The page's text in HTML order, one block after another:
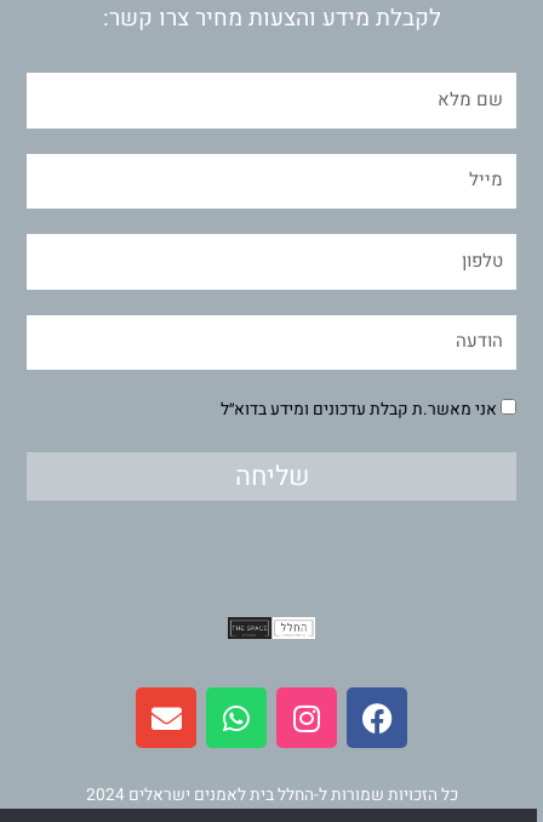
לקבלת מידע והצעות מחיר צרו קשר:
אני מאשר.ת קבלת עדכונים ומידע בדוא״ל
שליחה
F
a
c
b
I
n
s
a
W
h
a
s
E
n
v
l
כל הזכויות שמורות ל-החלל בית לאמנים ישראלים 2024